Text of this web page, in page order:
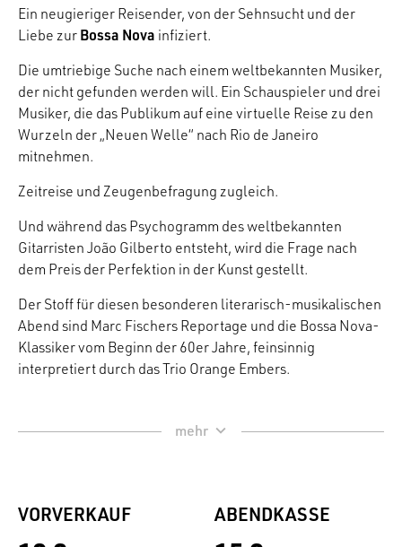
Ein neugieriger Reisender, von der Sehnsucht und der
Liebe zur Bossa Nova infiziert.
Die umtriebige Suche nach einem weltbekannten Musiker,
der nicht gefunden werden will. Ein Schauspieler und drei
Musiker, die das Publikum auf eine virtuelle Reise zu den
Wurzeln der „Neuen Welle“ nach Rio de Janeiro
mitnehmen.
Zeitreise und Zeugenbefragung zugleich.
Und während das Psychogramm des weltbekannten
Gitarristen João Gilberto entsteht, wird die Frage nach
dem Preis der Perfektion in der Kunst gestellt.
Der Stoff für diesen besonderen literarisch-musikalischen
Abend sind Marc Fischers Reportage und die Bossa Nova-
Klassiker vom Beginn der 60er Jahre, feinsinnig
interpretiert durch das Trio Orange Embers.
VORVERKAUF ABENDKASSE